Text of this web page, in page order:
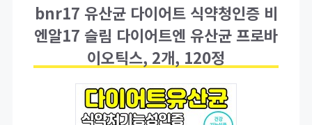
bnr17 유산균 다이어트 식약청인증 비
엔알17 슬림 다이어트엔 유산균 프로바
이오틱스, 2개, 120정